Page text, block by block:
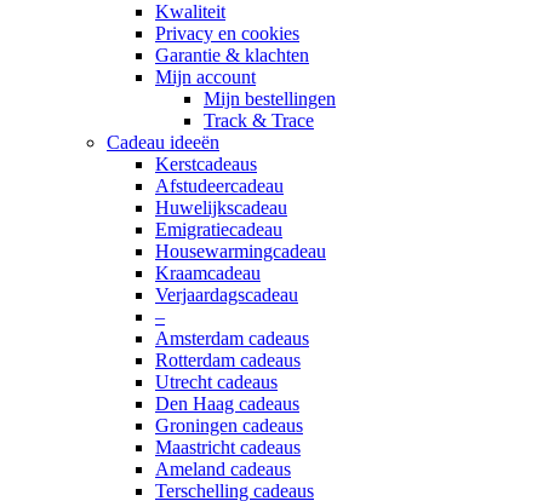
Kwaliteit
Privacy en cookies
Garantie & klachten
Mijn account
Mijn bestellingen
Track & Trace
Cadeau ideeën
Kerstcadeaus
Afstudeercadeau
Huwelijkscadeau
Emigratiecadeau
Housewarmingcadeau
Kraamcadeau
Verjaardagscadeau
–
Amsterdam cadeaus
Rotterdam cadeaus
Utrecht cadeaus
Den Haag cadeaus
Groningen cadeaus
Maastricht cadeaus
Ameland cadeaus
Terschelling cadeaus